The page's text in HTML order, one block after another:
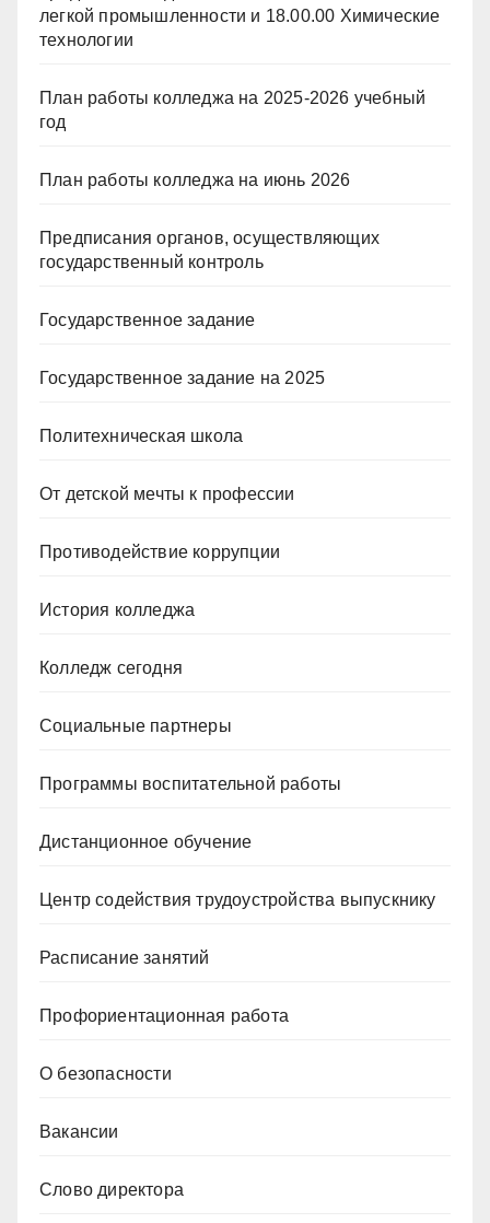
легкой промышленности и 18.00.00 Химические
технологии
План работы колледжа на 2025-2026 учебный
год
План работы колледжа на июнь 2026
Предписания органов, осуществляющих
государственный контроль
Государственное задание
Государственное задание на 2025
Политехническая школа
От детской мечты к профессии
Противодействие коррупции
История колледжа
Колледж сегодня
Социальные партнеры
Программы воспитательной работы
Дистанционное обучение
Центр содействия трудоустройства выпускнику
Расписание занятий
Профориентационная работа
О безопасности
Вакансии
Слово директора